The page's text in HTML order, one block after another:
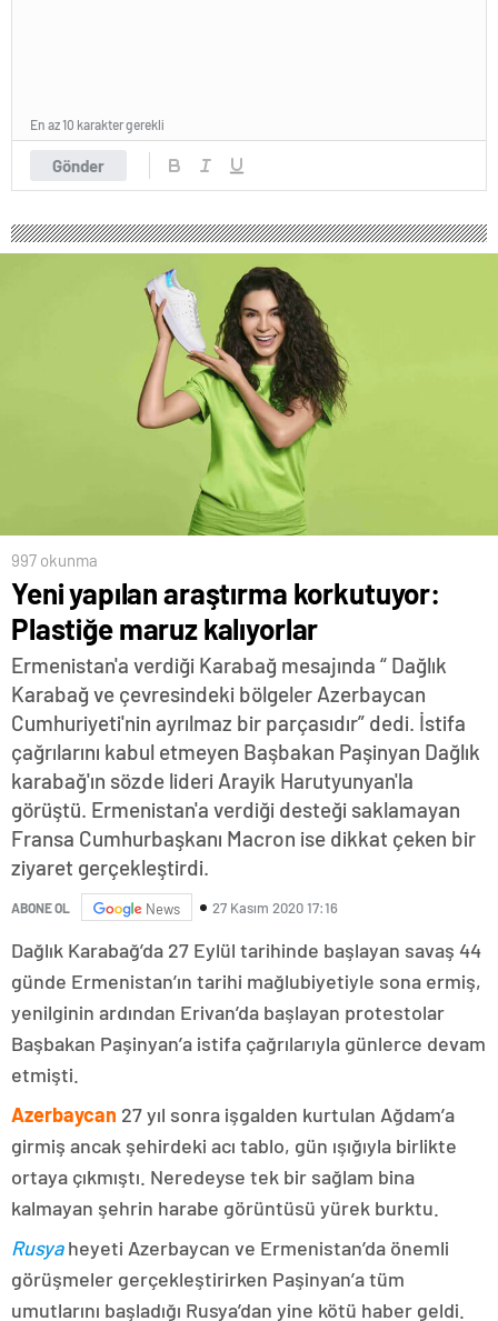
Gönder
En az 10 karakter gerekli
997 okunma
Yeni yapılan araştırma korkutuyor:
Plastiğe maruz kalıyorlar
Ermenistan'a verdiği Karabağ mesajında “ Dağlık
Karabağ ve çevresindeki bölgeler Azerbaycan
Cumhuriyeti'nin ayrılmaz bir parçasıdır” dedi. İstifa
çağrılarını kabul etmeyen Başbakan Paşinyan Dağlık
karabağ'ın sözde lideri Arayik Harutyunyan'la
görüştü. Ermenistan'a verdiği desteği saklamayan
Fransa Cumhurbaşkanı Macron ise dikkat çeken bir
ziyaret gerçekleştirdi.
ABONE OL News 27 Kasım 2020 17:16
Dağlık Karabağ’da 27 Eylül tarihinde başlayan savaş 44
günde Ermenistan’ın tarihi mağlubiyetiyle sona ermiş,
yenilginin ardından Erivan’da başlayan protestolar
Başbakan Paşinyan’a istifa çağrılarıyla günlerce devam
etmişti.
Azerbaycan 27 yıl sonra işgalden kurtulan Ağdam’a
girmiş ancak şehirdeki acı tablo, gün ışığıyla birlikte
ortaya çıkmıştı. Neredeyse tek bir sağlam bina
kalmayan şehrin harabe görüntüsü yürek burktu.
Rusyaheyeti Azerbaycan ve Ermenistan’da önemli
görüşmeler gerçekleştirirken Paşinyan’a tüm
umutlarını başladığı Rusya’dan yine kötü haber geldi.